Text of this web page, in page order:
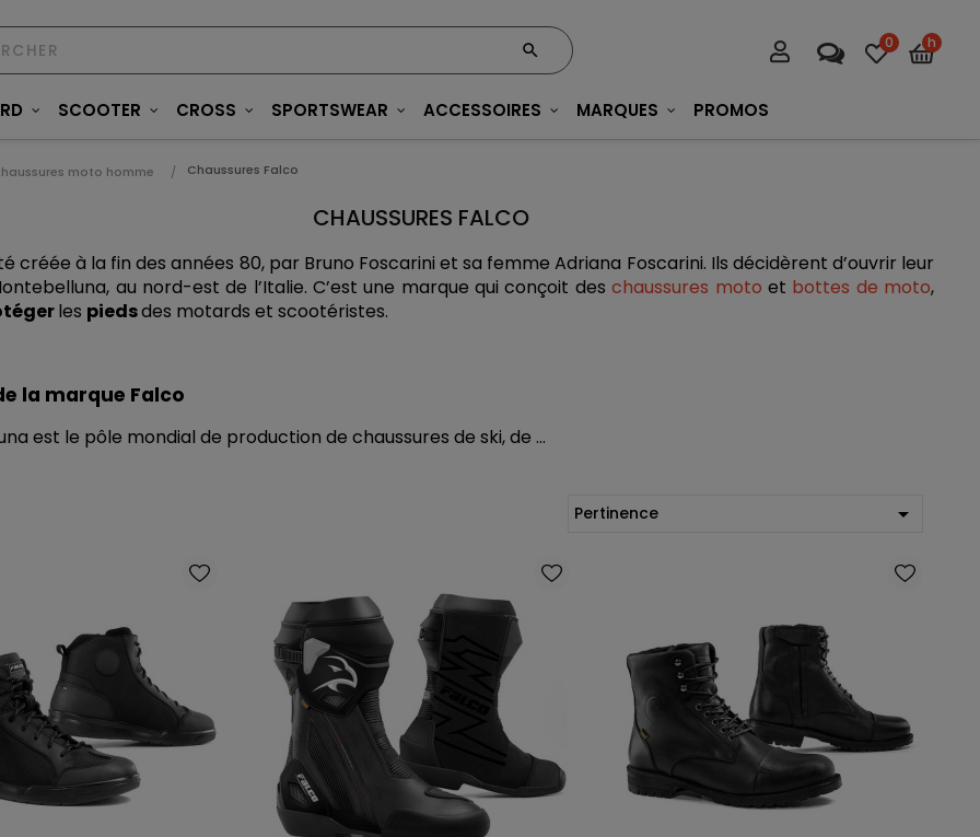
0 h
SCOOTER CROSS SPORTSWEAR ACCESSOIRES MARQUES PROMOS
moto homme Chaussures Falco
CHAUSSURES FALCO
créée à la fin des années 80, par Bruno Foscarini et sa femme Adriana Foscarini. Ils décidèrent d’ouvrir leur
au nord-est de l’Italie. C’est une marque qui conçoit des chaussures moto et bottes de moto,
les pieds des motards et scootéristes.
la marque Falco
est le pôle mondial de production de chaussures de ski, de ...
Pertinence 